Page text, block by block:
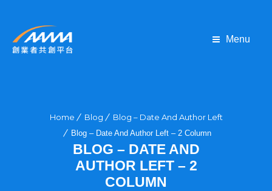
Menu
Home Blog Blog – Date And Author Left
Blog – Date And Author Left – 2 Column
BLOG – DATE AND
AUTHOR LEFT – 2
COLUMN